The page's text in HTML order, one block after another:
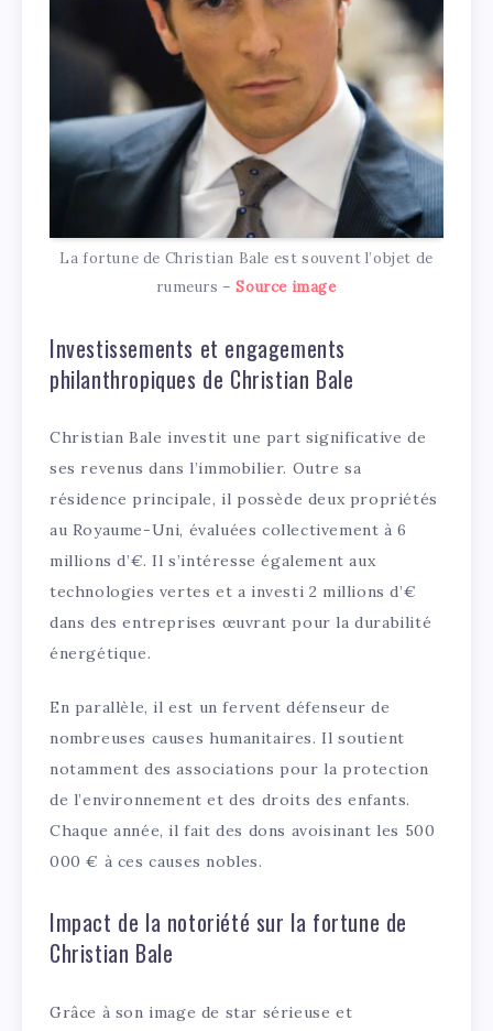
La fortune de Christian Bale est souvent l’objet de
rumeurs –Source image
Investissements et engagements
philanthropiques de Christian Bale
Christian Bale investit une part significative de
ses revenus dans l’immobilier. Outre sa
résidence principale, il possède deux propriétés
au Royaume-Uni, évaluées collectivement à 6
millions d’€. Il s’intéresse également aux
technologies vertes et a investi 2 millions d’€
dans des entreprises œuvrant pour la durabilité
énergétique.
En parallèle, il est un fervent défenseur de
nombreuses causes humanitaires. Il soutient
notamment des associations pour la protection
de l’environnement et des droits des enfants.
Chaque année, il fait des dons avoisinant les 500
000 € à ces causes nobles.
Impact de la notoriété sur la fortune de
Christian Bale
Grâce à son image de star sérieuse et